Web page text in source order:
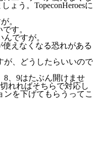
ょう。TopeconHeroesに
。
す。
ですが。
えなくなる恐れがある
が、どうしたらいいので
、9はたぶん開けませ
れればそちらで対応し
ンを下げてもらうってこ